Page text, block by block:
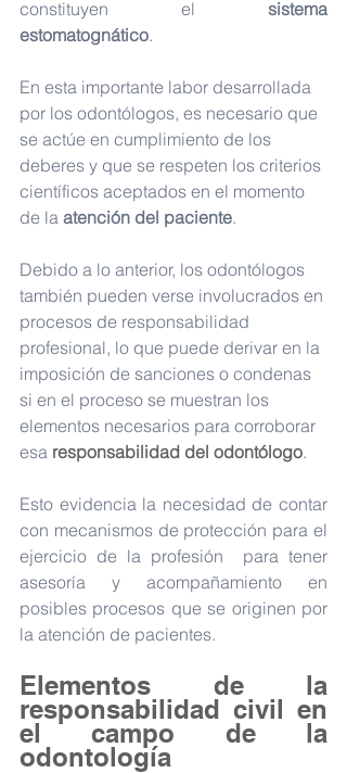
constituyen el sistema
estomatognático.
En esta importante labor desarrollada
por los odontólogos, es necesario que
se actúe en cumplimiento de los
deberes y que se respeten los criterios
científicos aceptados en el momento
de la atención del paciente.
Debido a lo anterior, los odontólogos
también pueden verse involucrados en
procesos de responsabilidad
profesional, lo que puede derivar en la
imposición de sanciones o condenas
si en el proceso se muestran los
elementos necesarios para corroborar
esa responsabilidad del odontólogo.
Esto evidencia la necesidad de contar
con mecanismos de protección para el
ejercicio de la profesión  para tener
asesoría y acompañamiento en
posibles procesos que se originen por
la atención de pacientes.
Elementos de la
responsabilidad civil en
el campo de la
odontología